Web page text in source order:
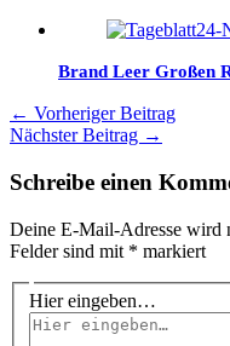
Brand Leer Großen
← Vorheriger Beitrag
Nächster Beitrag →
Schreibe einen
Deine E-Mail-Adresse wird
Felder sind mit * markiert
Hier eingeben…